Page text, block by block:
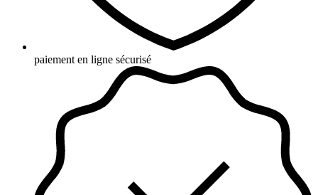
paiement en ligne sécurisé